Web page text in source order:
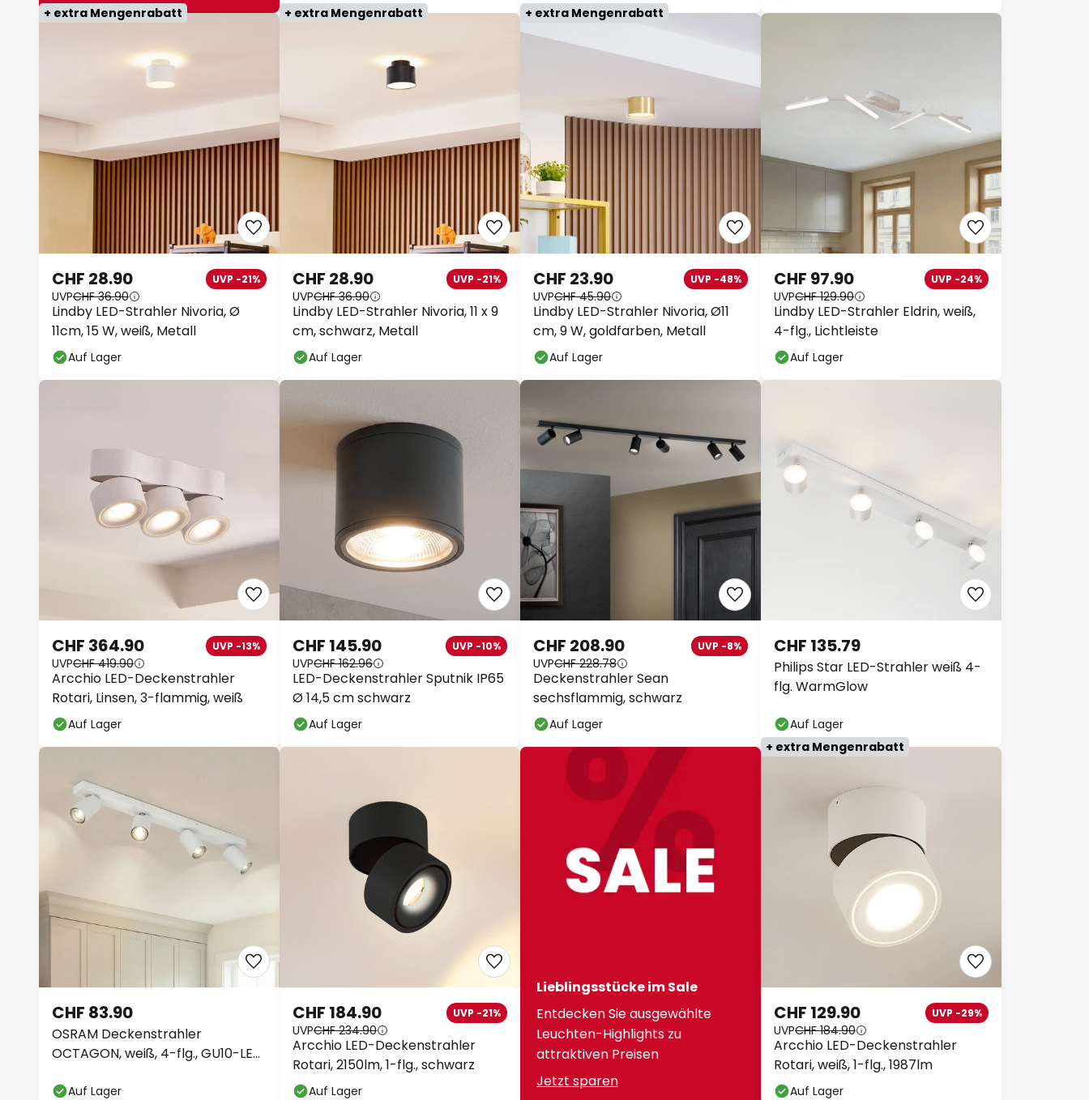
+ extra Mengenrabatt
Lindby LED-Strahler Nivoria, Ø
11cm, 15 W, weiß, Metall
CHF 28.90 UVP -21%
UVPCHF 36.90
Auf Lager
+ extra Mengenrabatt
Lindby LED-Strahler Nivoria, 11 x 9
cm, schwarz, Metall
CHF 28.90 UVP -21%
UVPCHF 36.90
Auf Lager
+ extra Mengenrabatt
Lindby LED-Strahler Nivoria, Ø11
cm, 9 W, goldfarben, Metall
CHF 23.90 UVP -48%
UVPCHF 45.90
Auf Lager
Lindby LED-Strahler Eldrin, weiß,
4-flg., Lichtleiste
CHF 97.90 UVP -24%
UVPCHF 129.90
Auf Lager
Arcchio LED-Deckenstrahler
Rotari, Linsen, 3-flammig, weiß
CHF 364.90 UVP -13%
UVPCHF 419.90
Auf Lager
LED-Deckenstrahler Sputnik IP65
Ø 14,5 cm schwarz
CHF 145.90 UVP -10%
UVPCHF 162.96
Auf Lager
Deckenstrahler Sean
sechsflammig, schwarz
CHF 208.90 UVP -8%
UVPCHF 228.78
Auf Lager
Philips Star LED-Strahler weiß 4-
flg. WarmGlow
CHF 135.79
Auf Lager
OSRAM Deckenstrahler
OCTAGON, weiß, 4-flg., GU10-LED
CHF 83.90
Auf Lager
Arcchio LED-Deckenstrahler
Rotari, 2150lm, 1-flg., schwarz
CHF 184.90 UVP -21%
UVPCHF 234.90
Auf Lager
Lieblingsstücke im Sale
Entdecken Sie ausgewählte
Leuchten-Highlights zu
attraktiven Preisen
Jetzt sparen
+ extra Mengenrabatt
Arcchio LED-Deckenstrahler
Rotari, weiß, 1-flg., 1987lm
CHF 129.90 UVP -29%
UVPCHF 184.90
Auf Lager